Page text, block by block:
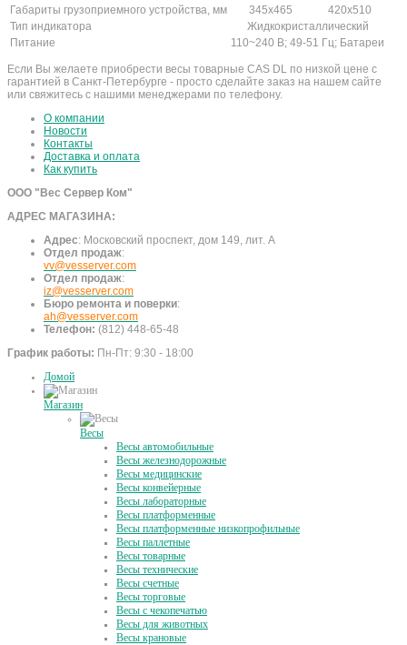
Габариты грузоприемного устройства, мм 345х465
420х510
Тип индикатора
Жидкокристаллический
Питание
110~240 В; 49-51 Гц; Батареи
Если Вы желаете приобрести весы товарные CAS DL по низкой цене с
гарантией в Санкт-Петербурге - просто сделайте заказ на нашем сайте
или свяжитесь с нашими менеджерами по телефону.
О компании
Новости
Контакты
Доставка и оплата
Как купить
ООО "Вес Сервер Ком"
АДРЕС МАГАЗИНА:
Адрес: Московский проспект, дом 149, лит. А
Отдел продаж:
vv@vesserver.com
Отдел продаж:
iz@vesserver.com
Бюро ремонта и поверки:
ah@vesserver.com
Телефон: (812) 448-65-48
График работы: Пн-Пт: 9:30 - 18:00
Домой
Магазин
Весы
Весы автомобильные
Весы железнодорожные
Весы медицинские
Весы конвейерные
Весы лабораторные
Весы платформенные
Весы платформенные низкопрофильные
Весы паллетные
Весы товарные
Весы технические
Весы счетные
Весы торговые
Весы с чекопечатью
Весы для животных
Весы крановые